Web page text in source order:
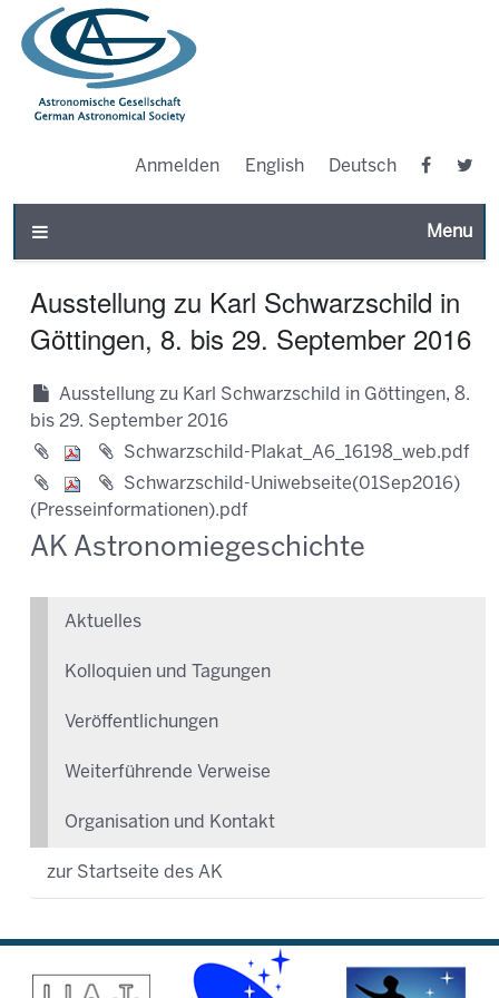
Anmelden English Deutsch
Toggle
Ausstellung zu Karl Schwarzschild in
Göttingen, 8. bis 29. September 2016
Ausstellung zu Karl Schwarzschild in Göttingen, 8.
bis 29. September 2016
Schwarzschild-Plakat_A6_16198_web.pdf
Schwarzschild-Uniwebseite(01Sep2016)
(Presseinformationen).pdf
AK Astronomiegeschichte
Aktuelles
Kolloquien und Tagungen
Veröffentlichungen
Weiterführende Verweise
Organisation und Kontakt
zur Startseite des AK